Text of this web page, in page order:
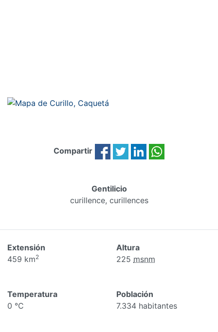
Compartir
Gentilicio
curillence, curillences
Extensión
459 km2
Altura
225 msnm
Temperatura
0 °C
Población
7.334 habitantes